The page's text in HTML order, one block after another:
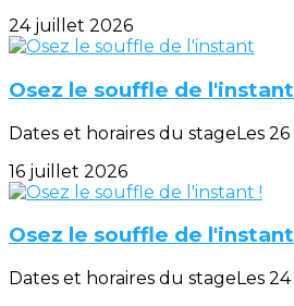
24 juillet 2026
Osez le souffle de l'instant
Dates et horaires du stageLes
16 juillet 2026
Osez le souffle de
Dates et horaires du stageLes